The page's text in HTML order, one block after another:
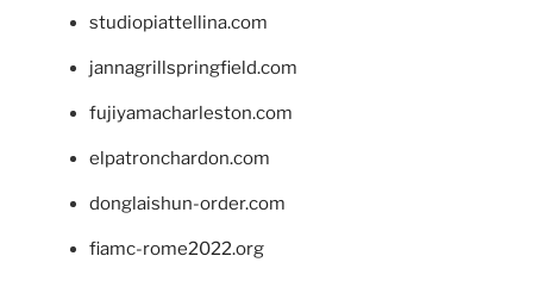
studiopiattellina.com
jannagrillspringfield.com
fujiyamacharleston.com
elpatronchardon.com
donglaishun-order.com
fiamc-rome2022.org